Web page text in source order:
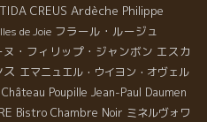
CREUS Ardèche Philippe
de Joie フラール・ルージュ
ヌ・フィリップ・ジャンボン エスカ
エマニュエル・ウイヨン・オヴェル
Château Poupille Jean-Paul Daumen
Bistro Chambre Noir ミネルヴォワ